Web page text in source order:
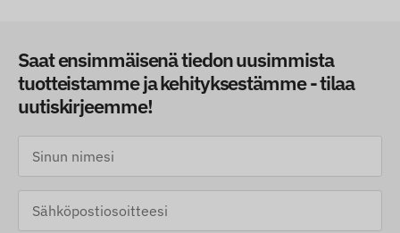
Saat ensimmäisenä tiedon uusimmista
tuotteistamme ja kehityksestämme - tilaa
uutiskirjeemme!